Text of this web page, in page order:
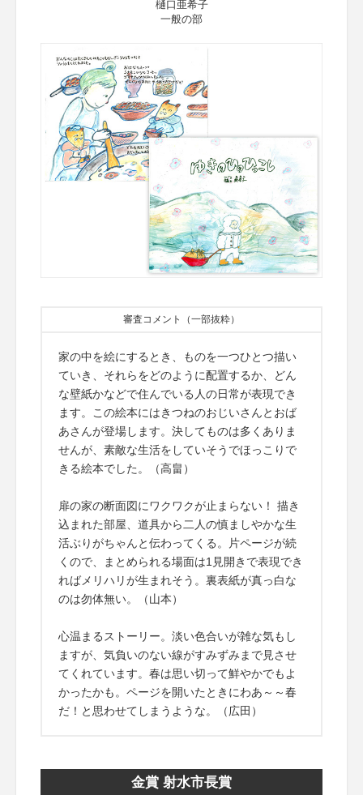
樋口亜希子
一般の部
審査コメント（一部抜粋）
家の中を絵にするとき、ものを一つひとつ描い
ていき、それらをどのように配置するか、どん
な壁紙かなどで住んでいる人の日常が表現でき
ます。この絵本にはきつねのおじいさんとおば
あさんが登場します。決してものは多くありま
せんが、素敵な生活をしていそうでほっこりで
きる絵本でした。（高畠）
扉の家の断面図にワクワクが止まらない！ 描き
込まれた部屋、道具から二人の慎ましやかな生
活ぶりがちゃんと伝わってくる。片ページが続
くので、まとめられる場面は1見開きで表現でき
ればメリハリが生まれそう。裏表紙が真っ白な
のは勿体無い。（山本）
心温まるストーリー。淡い色合いが雑な気もし
ますが、気負いのない線がすみずみまで見させ
てくれています。春は思い切って鮮やかでもよ
かったかも。ページを開いたときにわあ～～春
だ！と思わせてしまうような。（広田）
金賞 射水市長賞